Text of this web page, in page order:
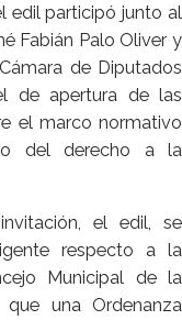
edil participó junto al
Fabián Palo Oliver y
de Diputados
de apertura de las
el marco normativo
del derecho a la
el edil, se
respecto a la
Municipal de la
una Ordenanza